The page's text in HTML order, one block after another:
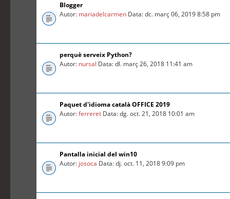
Blogger
Autor: mariadelcarmen Data: dc. març 06, 2019 8:58 pm
perquè serveix Python?
Autor: nursal Data: dl. març 26, 2018 11:41 am
Paquet d'idioma català OFFICE 2019
Autor:ferreret Data: dg. oct. 21, 2018 10:01 am
Pantalla inicial del win10
Autor: josoca Data: dj. oct. 11, 2018 9:09 pm